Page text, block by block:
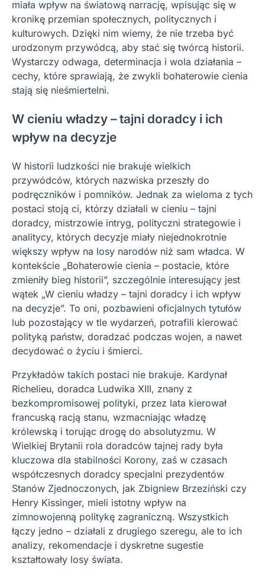
miała wpływ na światową narrację, wpisując się w
kronikę przemian społecznych, politycznych i
kulturowych. Dzięki nim wiemy, że nie trzeba być
urodzonym przywódcą, aby stać się twórcą historii.
Wystarczy odwaga, determinacja i wola działania –
cechy, które sprawiają, że zwykli bohaterowie cienia
stają się nieśmiertelni.
W cieniu władzy – tajni doradcy i ich
wpływ na decyzje
W historii ludzkości nie brakuje wielkich
przywódców, których nazwiska przeszły do
podręczników i pomników. Jednak za wieloma z tych
postaci stoją ci, którzy działali w cieniu – tajni
doradcy, mistrzowie intryg, polityczni strategowie i
analitycy, których decyzje miały niejednokrotnie
większy wpływ na losy narodów niż sam władca. W
kontekście „Bohaterowie cienia – postacie, które
zmieniły bieg historii”, szczególnie interesujący jest
wątek „W cieniu władzy – tajni doradcy i ich wpływ
na decyzje”. To oni, pozbawieni oficjalnych tytułów
lub pozostający w tle wydarzeń, potrafili kierować
polityką państw, doradzać podczas wojen, a nawet
decydować o życiu i śmierci.
Przykładów takich postaci nie brakuje. Kardynał
Richelieu, doradca Ludwika XIII, znany z
bezkompromisowej polityki, przez lata kierował
francuską racją stanu, wzmacniając władzę
królewską i torując drogę do absolutyzmu. W
Wielkiej Brytanii rola doradców tajnej rady była
kluczowa dla stabilności Korony, zaś w czasach
współczesnych doradcy specjalni prezydentów
Stanów Zjednoczonych, jak Zbigniew Brzeziński czy
Henry Kissinger, mieli istotny wpływ na
zimnowojenną politykę zagraniczną. Wszystkich
łączy jedno – działali z drugiego szeregu, ale to ich
analizy, rekomendacje i dyskretne sugestie
kształtowały losy świata.